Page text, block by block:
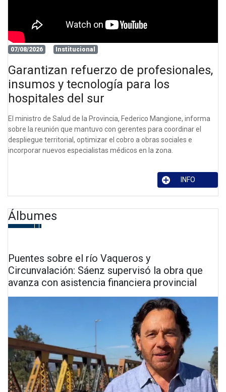
07/08/2026 Institucional
Garantizan refuerzo de profesionales,
insumos y tecnología para los
hospitales del sur
El ministro de Salud de la Provincia, Federico Mangione, informa
sobre la reunión que mantuvo con gerentes para coordinar el
despliegue territorial, optimizar el cobro a obras sociales e
incorporar nuevos especialistas médicos en la zona.
INFO
Álbumes
Puentes sobre el río Vaqueros y
Circunvalación: Sáenz supervisó la obra que
avanza con asistencia financiera provincial